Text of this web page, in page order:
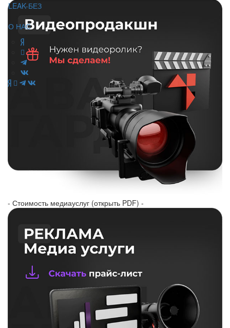
LEAK-БЕЗ
О НАС
- Стоимость медиауслуг (открыть PDF) -